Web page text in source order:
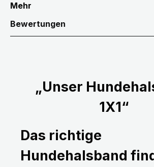
Mehr
Bewertungen
„Unser
1X1“
Das richtige
Hundehalsband